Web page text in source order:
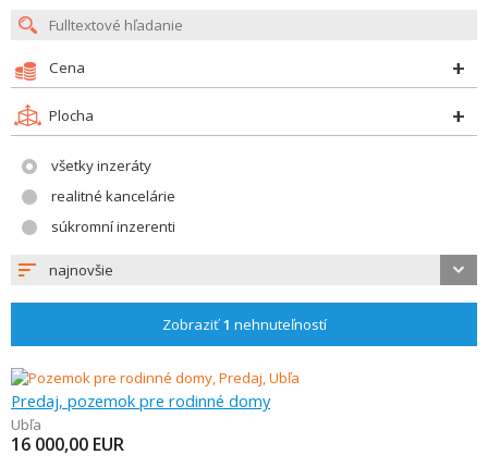
Cena
Plocha
všetky inzeráty
realitné kancelárie
súkromní inzerenti
najnovšie
Zobraziť1 nehnuteľností
Predaj, pozemok pre rodinné domy
Ubľa
16 000,00 EUR